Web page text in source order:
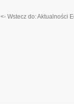
<- Wstecz do: Aktualności